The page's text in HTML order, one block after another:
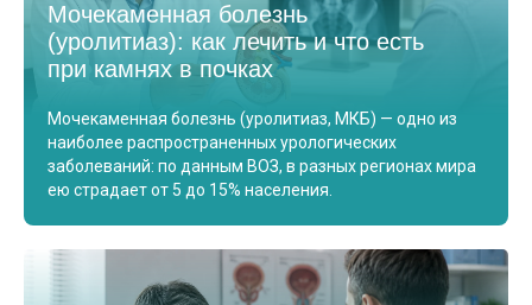
Мочекаменная болезнь
(уролитиаз): как лечить и что есть
при камнях в почках
Мочекаменная болезнь (уролитиаз, МКБ) — одно из
наиболее распространенных урологических
заболеваний: по данным ВОЗ, в разных регионах мира
ею страдает от 5 до 15% населения.